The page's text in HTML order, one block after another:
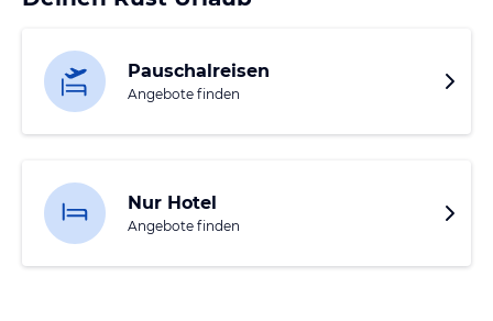
Pauschalreisen
Angebote finden
Nur Hotel
Angebote finden